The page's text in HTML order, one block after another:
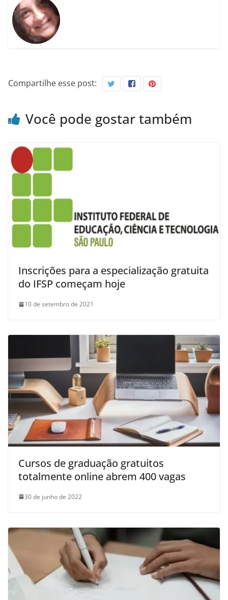
Compartilhe esse post:
Você pode gostar também
Inscrições para a especialização gratuita
do IFSP começam hoje
10 de setembro de 2021
Cursos de graduação gratuitos
totalmente online abrem 400 vagas
30 de junho de 2022